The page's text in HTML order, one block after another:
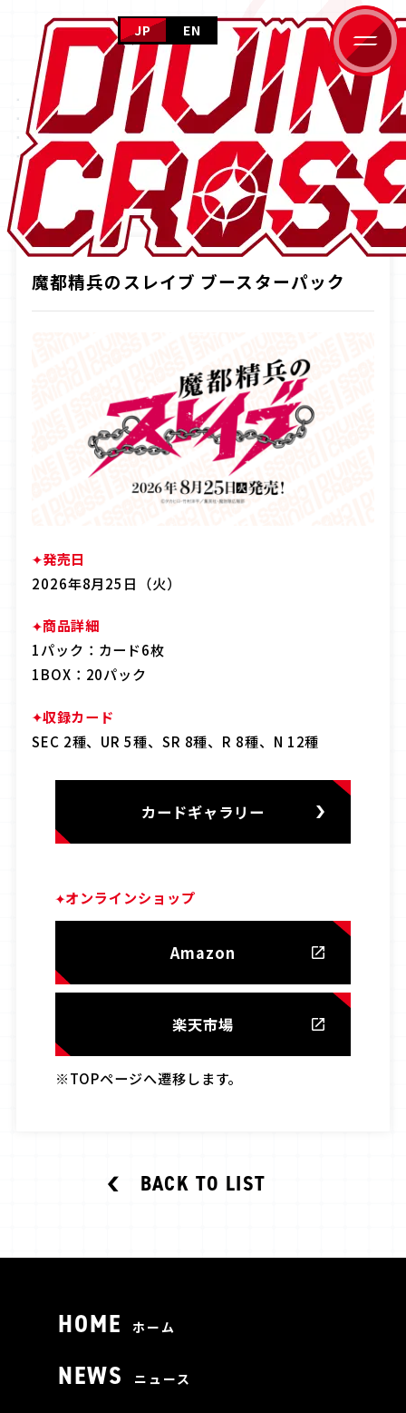
JP EN
HOME
ホーム
NEWS
ニュース
PRODUCTS
商品情報
CARD GALLERY
カードギャラリー
EVENT
イベント
HOW TO PLAY
遊び方
FOR BEGINNERS
はじめての方へ
OFFICIAL
JP EN
PRODUCTS
商品情報
HOME 商品情報 魔都精兵のスレイブ ブースターパック
魔都精兵のスレイブ ブースターパック
発売日
2026年8月25日（火）
商品詳細
1パック：カード6枚
1BOX：20パック
収録カード
SEC 2種、UR 5種、SR 8種、R 8種、N 12種
カードギャラリー
オンラインショップ
Amazon
楽天市場
※TOPページへ遷移します。
BACK TO LIST
HOME ホーム
NEWS ニュース